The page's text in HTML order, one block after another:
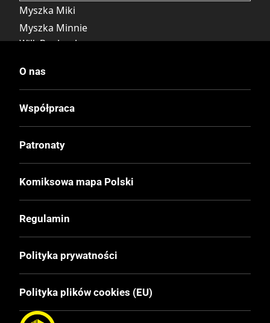
Myszka Miki
Myszka Minnie
Wilk Bardzozły
Wydawca Polski
Ehapa Verlag
Data Wydania
Druk
Kolor
O nas
Współpraca
Patronaty
Komiksowa mapa Polski
Regulamin
Polityka prywatności
Polityka plików cookies (EU)